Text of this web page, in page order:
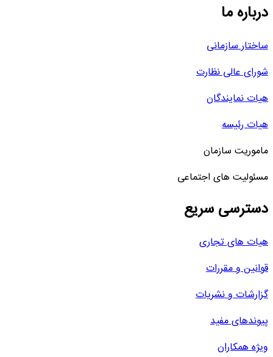
درباره ما
ساختار سازمانی
شورای عالی نظارت
هیات نمایندگان
هیات رئیسه
ماموریت سازمان
مسئولیت های اجتماعی
دسترسی سریع
هیات های تجاری
قوانین و مقررات
گزارشات و نشریات
پیوندهای مفید
ویژه همکاران